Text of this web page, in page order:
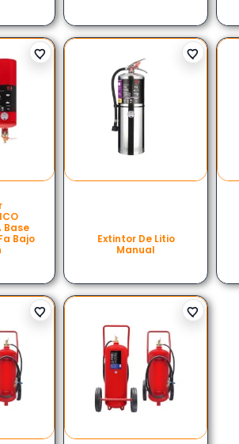
Base
Bajo
Extintor De Litio
Manual